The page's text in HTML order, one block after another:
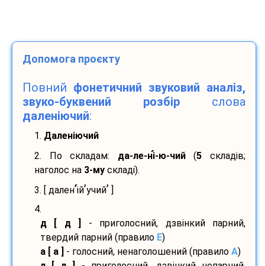
Допомога проєкту
Повний фонетичний звуковий аналіз,
звуко-буквений розбір слова
даленіючий:
1. Даленіючий
2. По складам: да-ле-ні-ю-чий(5 складів;
наголос на 3-му складі).
3. [ дален’ій’учий’
4.
д [ д ]
- приголосний, дзвінкий парний,
твердий парний (правило E)
а [ а ]
- голосний, ненаголошений (правило A)